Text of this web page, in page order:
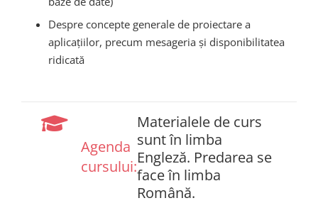
Despre concepte generale de proiectare a
aplicațiilor, precum mesageria și disponibilitatea
ridicată
Agenda
cursului:
Materialele de curs
sunt în limba
Engleză. Predarea se
face în limba
Română.